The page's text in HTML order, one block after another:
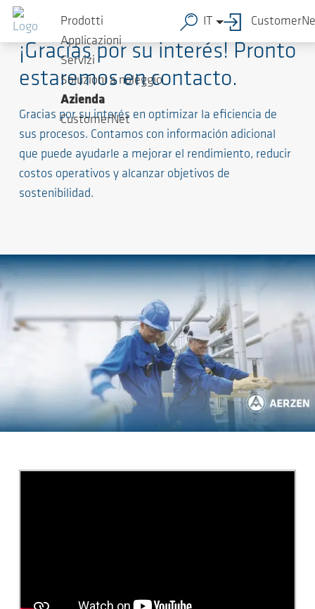
¡Gracias por su interés! Pronto
estaremos en contacto.
Gracias por su interés en optimizar la eficiencia de
sus procesos. Contamos con información adicional
que puede ayudarle a mejorar el rendimiento, reducir
costos operativos y alcanzar objetivos de
sostenibilidad.
Prodotti
Applicazioni
Servizi
Soluzioni a noleggio
Azienda
CustomerNet
IT